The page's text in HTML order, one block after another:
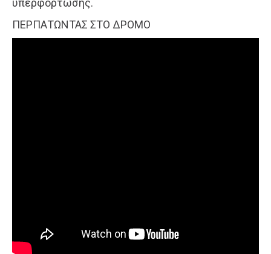
υπερφόρτωσης.
ΠΕΡΠΑΤΩΝΤΑΣ ΣΤΟ ΔΡΟΜΟ